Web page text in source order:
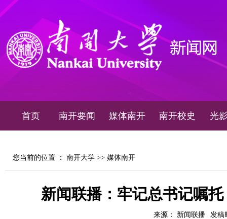
首页 南开要闻 媒体南开 南开校史 光
您当前的位置 ： 南开大学 >> 媒体南开
新闻联播：牢记总书记嘱
来源： 新闻联播 发稿